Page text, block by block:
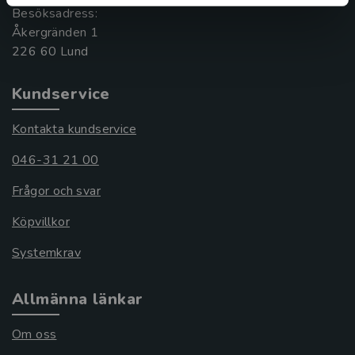
Besöksadress:
Åkergränden 1
Kundservice
Kontakta kundservice
046-31 21 00
Frågor och svar
Köpvillkor
Systemkrav
Allmänna länkar
Om oss